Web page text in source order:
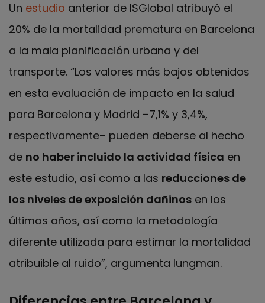
Un estudio anterior de ISGlobal atribuyó el
20% de la mortalidad prematura en Barcelona
a la mala planificación urbana y del
transporte. “Los valores más bajos obtenidos
en esta evaluación de impacto en la salud
para Barcelona y Madrid –7,1% y 3,4%,
respectivamente– pueden deberse al hecho
de no haber incluido la actividad física en
este estudio, así como a las reducciones de
los niveles de exposición dañinos en los
últimos años, así como la metodología
diferente utilizada para estimar la mortalidad
atribuible al ruido”, argumenta Iungman.